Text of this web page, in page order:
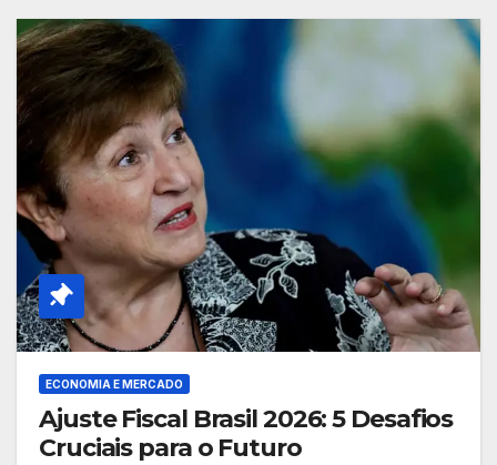
ECONOMIA E MERCADO
Ajuste Fiscal Brasil 2026: 5 Desafios
Cruciais para o Futuro